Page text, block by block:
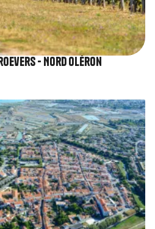
- Nord Oléron